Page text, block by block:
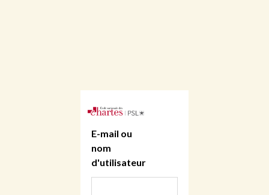
E-mail ou
nom
d'utilisateur